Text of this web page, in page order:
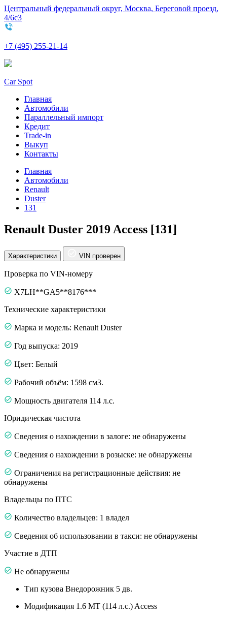
Центральный федеральный округ, Москва, Береговой проезд,
4/6с3
+7 (495) 255-21-14
Car Spot
Главная
Автомобили
Параллельный импорт
Кредит
Trade-in
Выкуп
Контакты
Главная
Автомобили
Renault
Duster
131
Renault Duster 2019 Access [131]
Характеристики VIN проверен
Проверка по VIN-номеру
X7LH**GA5**8176***
Технические характеристики
Марка и модель: Renault Duster
Год выпуска: 2019
Цвет: Белый
Рабочий объём: 1598 см3.
Мощность двигателя 114 л.с.
Юридическая чистота
Сведения о нахождении в залоге: не обнаружены
Сведения о нахождении в розыске: не обнаружены
Ограничения на регистрационные действия: не
обнаружены
Владельцы по ПТС
Количество владельцев: 1 владел
Сведения об использовании в такси: не обнаружены
Участие в ДТП
Не обнаружены
Тип кузова Внедорожник 5 дв.
Модификация 1.6 MT (114 л.с.) Access